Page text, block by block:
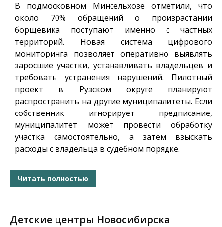
В подмосковном Минсельхозе отметили, что
около 70% обращений о произрастании
борщевика поступают именно с частных
территорий. Новая система цифрового
мониторинга позволяет оперативно выявлять
заросшие участки, устанавливать владельцев и
требовать устранения нарушений. Пилотный
проект в Рузском округе планируют
распространить на другие муниципалитеты. Если
собственник игнорирует предписание,
муниципалитет может провести обработку
участка самостоятельно, а затем взыскать
расходы с владельца в судебном порядке.
Читать полностью
Детские центры Новосибирска